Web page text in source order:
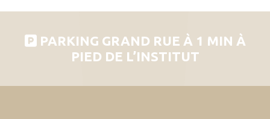
PARKING GRAND RUE À 1 MIN À
PIED DE L’INSTITUT